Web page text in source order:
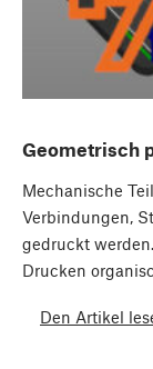
Geometrisch
Mechanische
Verbindungen,
gedruckt
Drucken
Den Artikel